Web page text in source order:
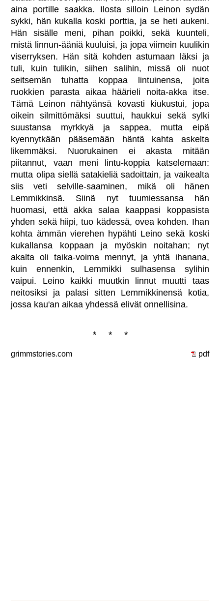
aina portille saakka. Ilosta silloin Leinon sydän
sykki, hän kukalla koski porttia, ja se heti aukeni.
Hän sisälle meni, pihan poikki, sekä kuunteli,
mistä linnun-ääniä kuuluisi, ja jopa viimein kuulikin
viserryksen. Hän sitä kohden astumaan läksi ja
tuli, kuin tulikin, siihen salihin, missä oli nuot
seitsemän tuhatta koppaa lintuinensa, joita
ruokkien parasta aikaa häärieli noita-akka itse.
Tämä Leinon nähtyänsä kovasti kiukustui, jopa
oikein silmittömäksi suuttui, haukkui sekä sylki
suustansa myrkkyä ja sappea, mutta eipä
kyennytkään pääsemään häntä kahta askelta
likemmäksi. Nuorukainen ei akasta mitään
piitannut, vaan meni lintu-koppia katselemaan:
mutta olipa siellä satakieliä sadoittain, ja vaikealta
siis veti selville-saaminen, mikä oli hänen
Lemmikkinsä. Siinä nyt tuumiessansa hän
huomasi, että akka salaa kaappasi koppasista
yhden sekä hiipi, tuo kädessä, ovea kohden. Ihan
kohta ämmän vierehen hypähti Leino sekä koski
kukallansa koppaan ja myöskin noitahan; nyt
akalta oli taika-voima mennyt, ja yhtä ihanana,
kuin ennenkin, Lemmikki sulhasensa sylihin
vaipui. Leino kaikki muutkin linnut muutti taas
neitosiksi ja palasi sitten Lemmikkinensä kotia,
jossa kau'an aikaa yhdessä elivät onnellisina.
* * *
grimmstories.com pdf